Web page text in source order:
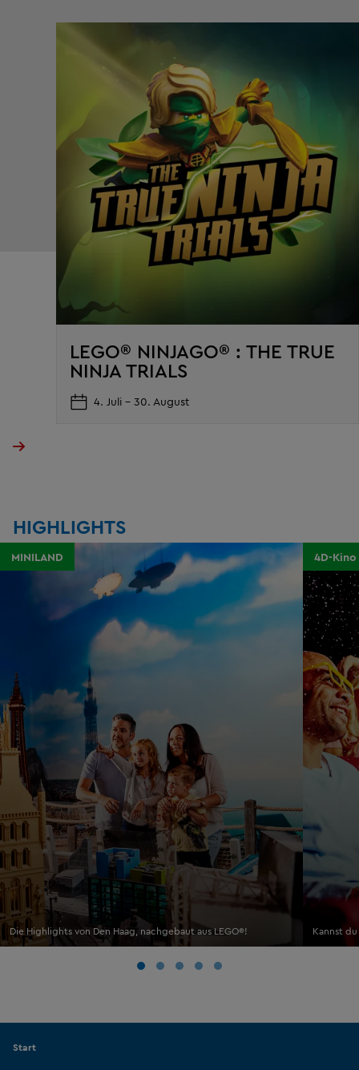
LEGO® NINJAGO® : THE TRUE
NINJA TRIALS
4. Juli – 30. August
HIGHLIGHTS
MINILAND
Die Highlights von Den Haag, nachgebaut aus LEGO®!
4D-Kino
Kannst
Start